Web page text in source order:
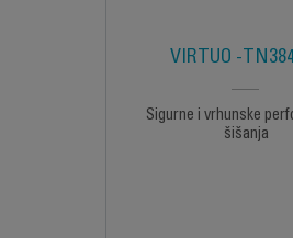
VIRTUO -
Sigurne i vrhunske
šišanja